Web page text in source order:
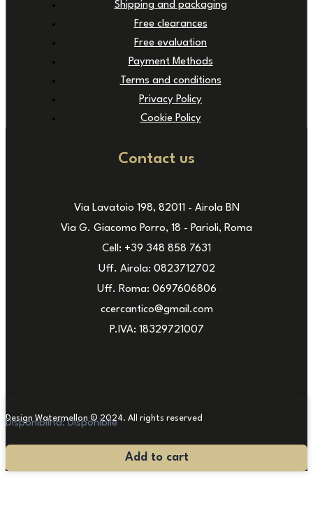
Shipping and packaging
Free clearances
Free evaluation
Payment Methods
Terms and conditions
Privacy Policy
Cookie Policy
Contact us
Via Lavatoio 198, 82011 - Airola BN
Via G. Giacomo Porro, 18 - Parioli, Roma
Cell: +39 348 858 7631
Uff. Airola: 0823712702
Uff. Roma: 0697606806
ccercantico@gmail.com
P.IVA: 18329721007
Design Watermellon © 2024. All rights reserved
Disponibilità: Disponibile
Antico
Add to cart